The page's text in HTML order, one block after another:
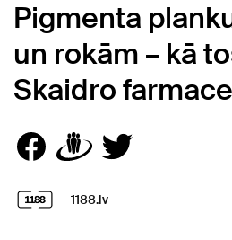
Pigmenta
un rokām – kā
Skaidro
1188.lv